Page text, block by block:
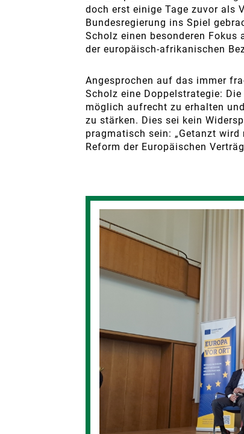
doch erst einige Tage zuvor als
Bundesregierung ins Spiel
Scholz einen besonderen
der europäisch-afrikanischen
Angesprochen auf das immer
Scholz eine Doppelstrategie:
möglich aufrecht zu erhalten
zu stärken. Dies sei kein
pragmatisch sein: „Getanzt
Reform der Europäischen